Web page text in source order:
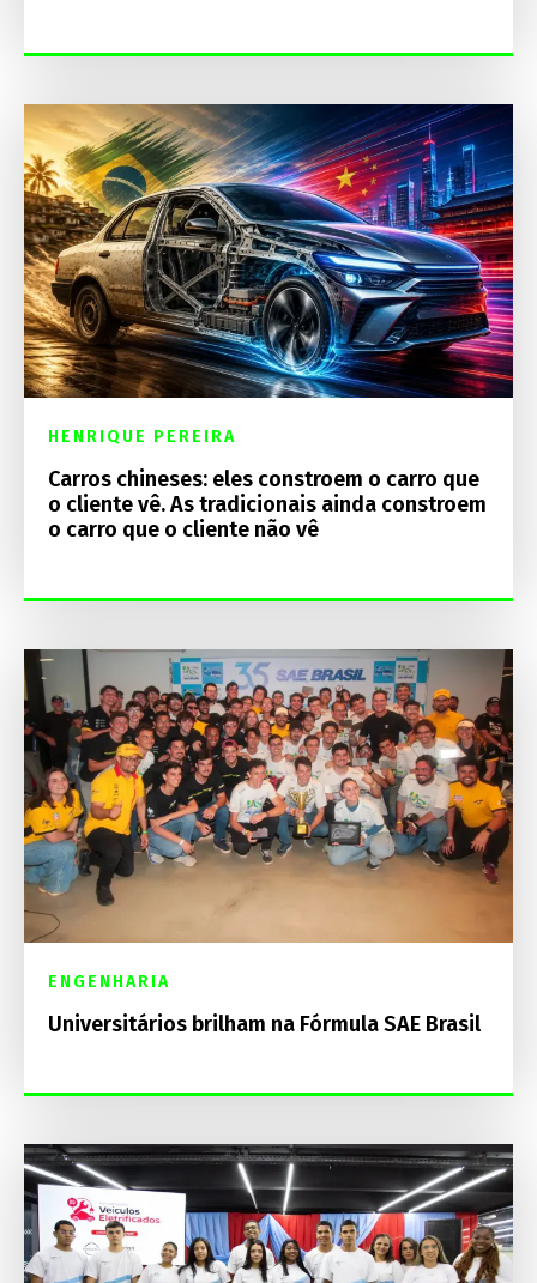
HENRIQUE PEREIRA
Carros chineses: eles constroem o carro que
o cliente vê. As tradicionais ainda constroem
o carro que o cliente não vê
ENGENHARIA
Universitários brilham na Fórmula SAE Brasil